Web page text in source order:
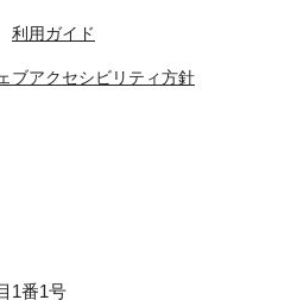
利用ガイド
ブアクセシビリティ方針
1番1号